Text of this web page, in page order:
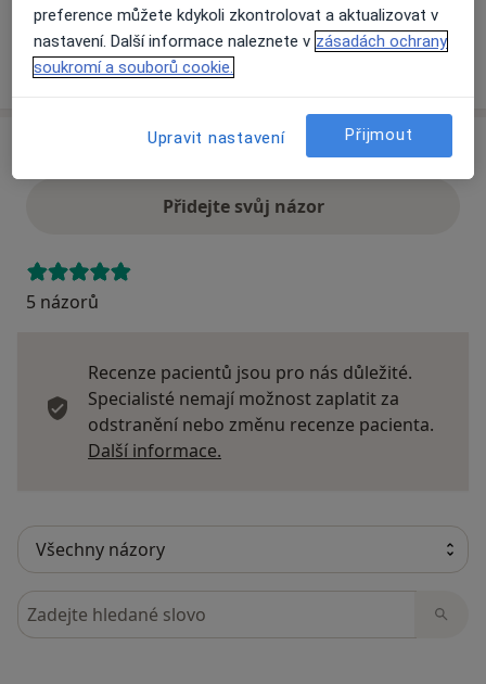
Více
Přidejte svůj názor
5 názorů
Recenze pacientů jsou pro nás důležité.
Specialisté nemají možnost zaplatit za
odstranění nebo změnu recenze pacienta.
Další informace.
Hledejte v názorech
preference můžete kdykoli zkontrolovat a aktualizovat v
nastavení. Další informace naleznete v zásadách ochrany
soukromí a souborů cookie.
Upravit nastavení Přijmout